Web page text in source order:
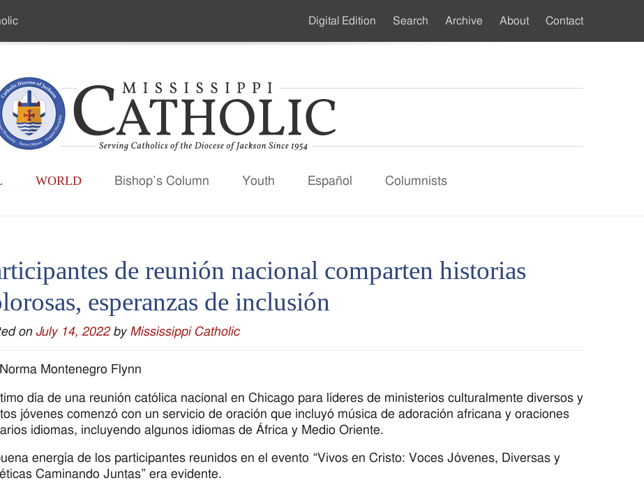
WORLD Bishop’s Column Youth Español Columnists
Secondary
Digital Edition Search Archive About Contact
de reunión nacional comparten historias
esperanzas de inclusión
on July 14, 2022 by Mississippi Catholic
Montenegro Flynn
día de una reunión católica nacional en Chicago para líderes de ministerios culturalmente diversos y
jóvenes comenzó con un servicio de oración que incluyó música de adoración africana y oraciones
idiomas, incluyendo algunos idiomas de África y Medio Oriente.
energía de los participantes reunidos en el evento “Vivos en Cristo: Voces Jóvenes, Diversas y
Caminando Juntas” era evidente.